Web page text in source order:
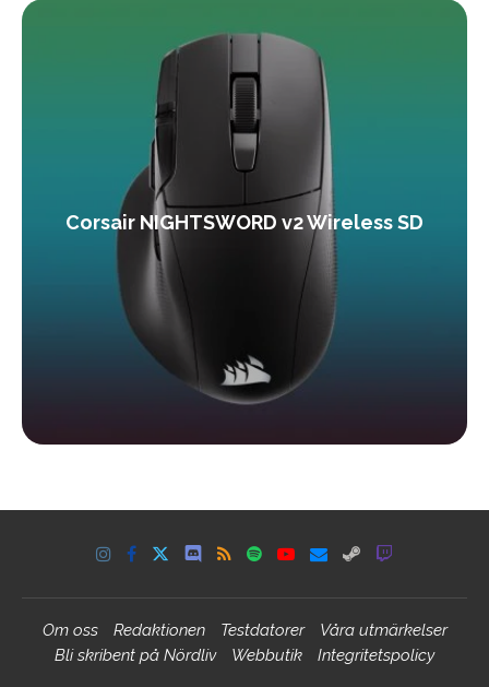
Corsair NIGHTSWORD v2 Wireless SD
Om oss Redaktionen Testdatorer
Våra utmärkelser
Bli skribent på Nördliv
Webbutik Integritetspolicy